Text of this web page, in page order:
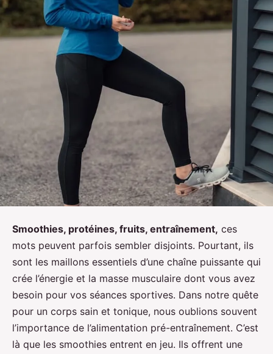
Smoothies, protéines, fruits, entraînement, ces
mots peuvent parfois sembler disjoints. Pourtant, ils
sont les maillons essentiels d’une chaîne puissante qui
crée l’énergie et la masse musculaire dont vous avez
besoin pour vos séances sportives. Dans notre quête
pour un corps sain et tonique, nous oublions souvent
l’importance de l’alimentation pré-entraînement. C’est
là que les smoothies entrent en jeu. Ils offrent une